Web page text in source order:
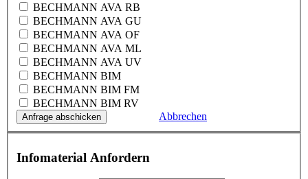
BECHMANN AVA RB
BECHMANN AVA GU
BECHMANN AVA OF
BECHMANN AVA ML
BECHMANN AVA UV
BECHMANN BIM
BECHMANN BIM FM
BECHMANN BIM RV
Abbrechen
Infomaterial Anfordern